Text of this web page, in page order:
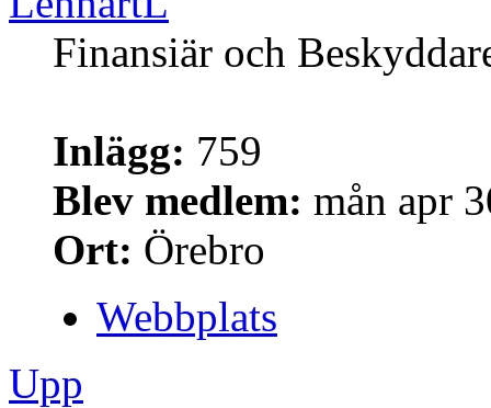
Finansiär och
Inlägg: 759
Blev medlem: mån apr
Ort: Örebro
Webbplats
Upp